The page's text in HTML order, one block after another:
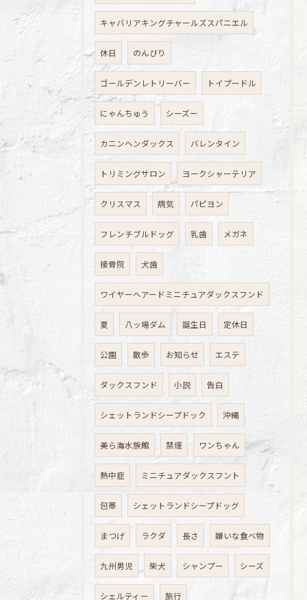
キャバリアキングチャールズスパニエル
休日 のんびり
ゴールデンレトリーバー トイプードル
にゃんちゅう シーズー
カニンヘンダックス バレンタイン
トリミングサロン ヨークシャーテリア
クリスマス 病気 パピヨン
フレンチブルドッグ 乳歯 メガネ
接骨院 犬歯
ワイヤーヘアードミニチュアダックスフンド
夏 八ッ場ダム 誕生日 定休日
公園 散歩 お知らせ エステ
ダックスフンド 小説 告白
シェットランドシープドック 沖縄
美ら海水族館 禁煙 ワンちゃん
熱中症 ミニチュアダックスフント
包帯 シェットランドシープドッグ
まつげ ラクダ 長さ 嫌いな食べ物
九州男児 柴犬 シャンプー シーズ
シェルティー 旅行